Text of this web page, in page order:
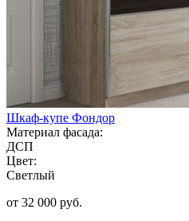
Шкаф-купе Фондор
Материал фасада:
ДСП
Цвет:
Светлый
от 32 000 руб.